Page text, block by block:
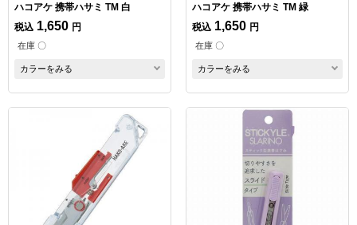
ハコアケ 携帯ハサミ TM 白
税込 1,650 円
在庫 〇
カラーをみる
ハコアケ 携帯ハサミ TM 緑
税込 1,650 円
在庫 〇
カラーをみる